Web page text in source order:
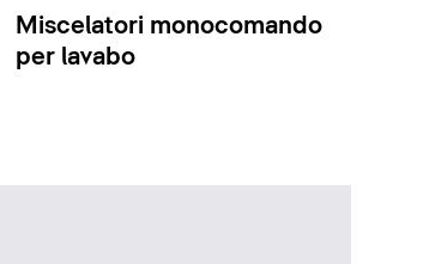
Miscelatori monocomando
per lavabo